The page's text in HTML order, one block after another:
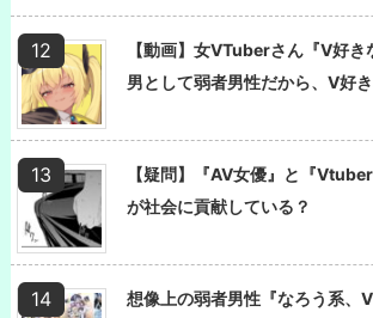
【動画】女VTuberさん『V好き
男として弱者男性だから、V好き
【疑問】『AV女優』と『
が社会に貢献している？
想像上の弱者男性『なろう系、